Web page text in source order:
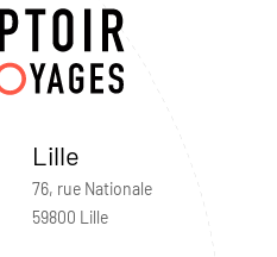
Lille
76, rue Nationale
59800 Lille